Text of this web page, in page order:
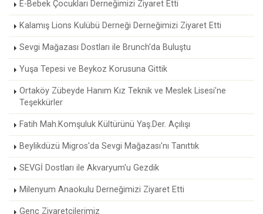
E-Bebek Çocukları Derneğimizi Ziyaret Etti
Kalamış Lions Kulübü Derneği Derneğimizi Ziyaret Etti
Sevgi Mağazası Dostları ile Brunch'da Buluştu
Yuşa Tepesi ve Beykoz Korusuna Gittik
Ortaköy Zübeyde Hanım Kız Teknik ve Meslek Lisesi'ne
Teşekkürler
Fatih Mah.Komşuluk Kültürünü Yaş.Der. Açılışı
Beylikdüzü Migros'da Sevgi Mağazası'nı Tanıttık
SEVGİ Dostları ile Akvaryum'u Gezdik
Milenyum Anaokulu Derneğimizi Ziyaret Etti
Genç Ziyaretçilerimiz